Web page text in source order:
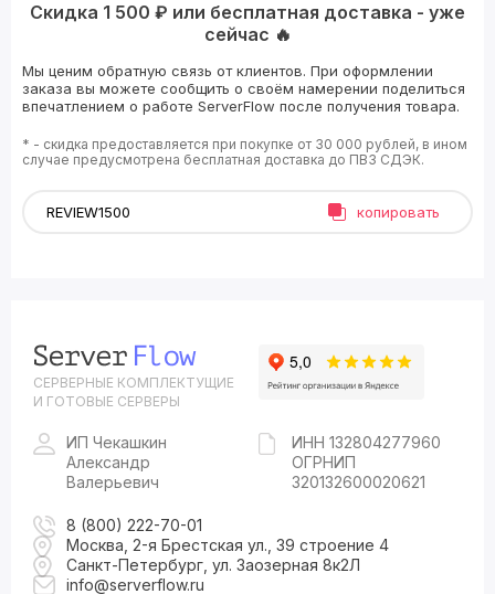
Скидка 1 500 ₽ или бесплатная доставка - уже
сейчас 🔥
Мы ценим обратную связь от клиентов. При оформлении
заказа вы можете сообщить о своём намерении поделиться
впечатлением о работе ServerFlow после получения товара.
* - скидка предоставляется при покупке от 30 000 рублей, в ином
случае предусмотрена бесплатная доставка до ПВЗ СДЭК.
копировать
СЕРВЕРНЫЕ КОМПЛЕКТУЩИЕ
И ГОТОВЫЕ СЕРВЕРЫ
ИП Чекашкин
Александр
Валерьевич
ИНН 132804277960
ОГРНИП
320132600020621
8 (800) 222-70-01
Москва, 2-я Брестская ул., 39 строение 4
Санкт-Петербург, ул. Заозерная 8к2Л
info@serverflow.ru